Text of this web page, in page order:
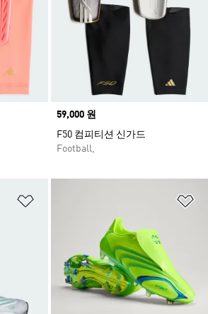
Price
59,000 원
F50 컴피티션 신가드
Football,